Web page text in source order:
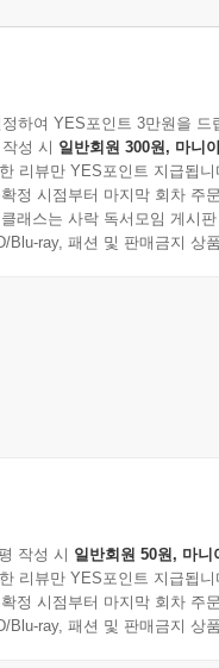
하여 YES포인트 3만원을 드
성 시 일반회원 300원, 마니
리뷰만 YES포인트 지급됩니
정 시점부터 마지막 회차 주
래스는 사락 독서모임 게시
Blu-ray, 패션 및 판매금지 상
작성 시 일반회원 50원, 마니
리뷰만 YES포인트 지급됩니
정 시점부터 마지막 회차 주
Blu-ray, 패션 및 판매금지 상